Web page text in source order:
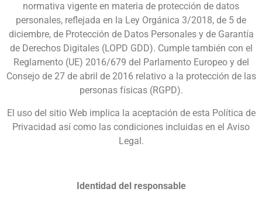
normativa vigente en materia de protección de datos
personales, reflejada en la Ley Orgánica 3/2018, de 5 de
diciembre, de Protección de Datos Personales y de Garantía
de Derechos Digitales (LOPD GDD). Cumple también con el
Reglamento (UE) 2016/679 del Parlamento Europeo y del
Consejo de 27 de abril de 2016 relativo a la protección de las
personas físicas (RGPD).
El uso del sitio Web implica la aceptación de esta Política de
Privacidad así como las condiciones incluidas en el Aviso
Legal.
Identidad del responsable